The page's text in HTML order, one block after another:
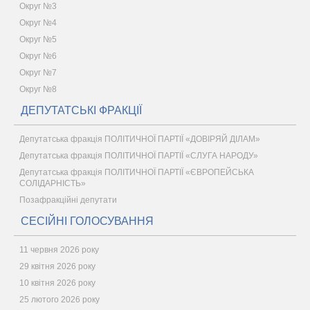
Округ №3
Округ №4
Округ №5
Округ №6
Округ №7
Округ №8
ДЕПУТАТСЬКІ ФРАКЦІЇ
Депутатська фракція ПОЛІТИЧНОЇ ПАРТІЇ «ДОВІРЯЙ ДІЛАМ»
Депутатська фракція ПОЛІТИЧНОЇ ПАРТІЇ «СЛУГА НАРОДУ»
Депутатська фракція ПОЛІТИЧНОЇ ПАРТІЇ «ЄВРОПЕЙСЬКА
СОЛІДАРНІСТЬ»
Позафракційні депутати
СЕСІЙНІ ГОЛОСУВАННЯ
11 червня 2026 року
29 квітня 2026 року
10 квітня 2026 року
25 лютого 2026 року